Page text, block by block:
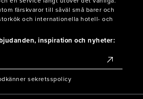
färskvaror till såväl små barer och
och internationella hotell- och
inspiration och nyheter:
sekretsspolicy